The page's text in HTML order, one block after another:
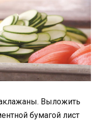
Выложить
бумагой лист